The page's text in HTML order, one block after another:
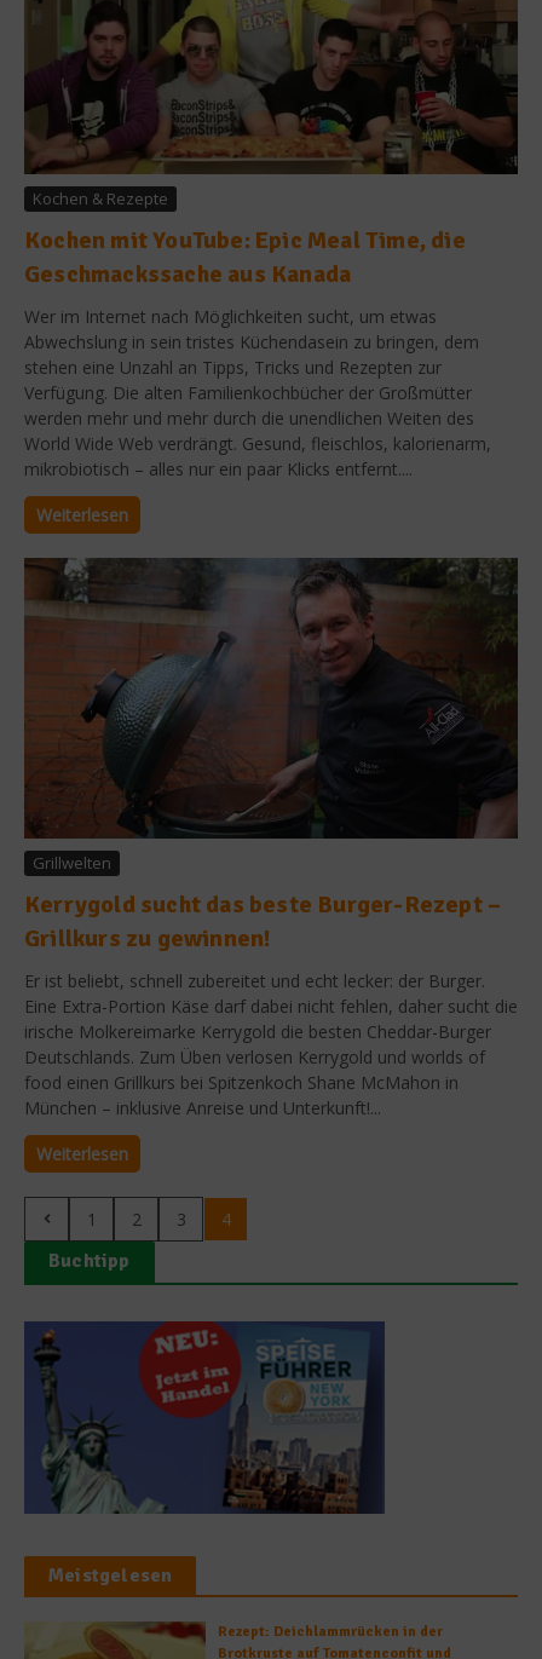
Kochen & Rezepte
Kochen mit YouTube: Epic Meal Time, die
Geschmackssache aus Kanada
Wer im Internet nach Möglichkeiten sucht, um etwas
Abwechslung in sein tristes Küchendasein zu bringen, dem
stehen eine Unzahl an Tipps, Tricks und Rezepten zur
Verfügung. Die alten Familienkochbücher der Großmütter
werden mehr und mehr durch die unendlichen Weiten des
World Wide Web verdrängt. Gesund, fleischlos, kalorienarm,
mikrobiotisch – alles nur ein paar Klicks entfernt....
Weiterlesen
Grillwelten
Kerrygold sucht das beste Burger-Rezept –
Grillkurs zu gewinnen!
Er ist beliebt, schnell zubereitet und echt lecker: der Burger.
Eine Extra-Portion Käse darf dabei nicht fehlen, daher sucht die
irische Molkereimarke Kerrygold die besten Cheddar-Burger
Deutschlands. Zum Üben verlosen Kerrygold und worlds of
food einen Grillkurs bei Spitzenkoch Shane McMahon in
München – inklusive Anreise und Unterkunft!...
Weiterlesen
1 2 3 4
Buchtipp
Meistgelesen
Rezept: Deichlammrücken in der
Brotkruste auf Tomatenconfit und